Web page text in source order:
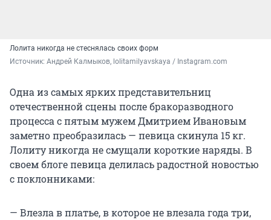
Лолита никогда не стеснялась своих форм
Источник: Андрей Калмыков, lolitamilyavskaya / Instagram.com
Одна из самых ярких представительниц
отечественной сцены после бракоразводного
процесса с пятым мужем Дмитрием Ивановым
заметно преобразилась — певица скинула 15 кг.
Лолиту никогда не смущали короткие наряды. В
своем блоге певица делилась радостной новостью
с поклонниками:
— Влезла в платье, в которое не влезала года три,